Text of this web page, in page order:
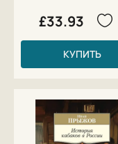
£33.93
КУПИТЬ